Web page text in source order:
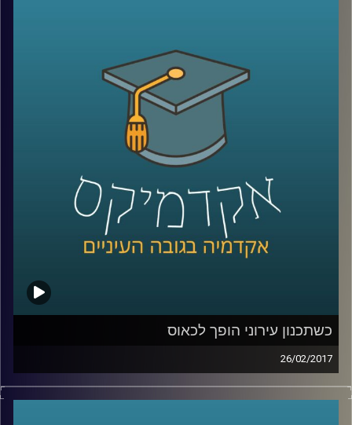
ליבאי חוקר את תופעת ההמלצות מפה לאוזן:
עד כמה משפיעה עלינו המלצה של קרוב? האם
ניתן להשתמש בזה עבור תכנון האסטרטגיה
השיווקית של חברות? ולאן מוביל אותנו העולם
השיווקי החכם והמדויק הזה
?
קרדיט תמונות: AudioVersity
כשתכנון עירוני הופך לכאוס
26/02/2017
בפס ייצור גוזרים את החלקים שיש לייצר